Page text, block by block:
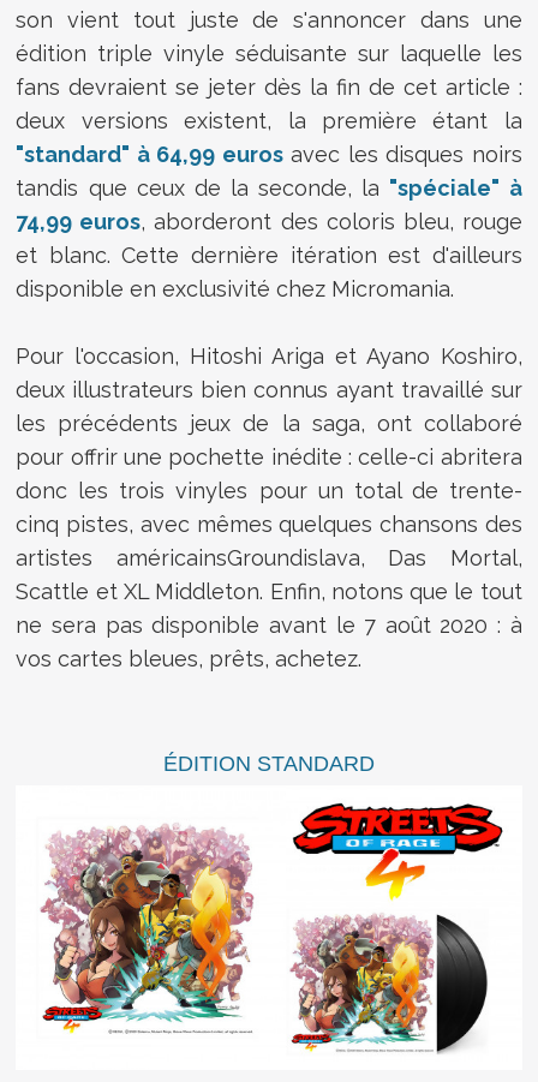
son vient tout juste de s'annoncer dans une
édition triple vinyle séduisante sur laquelle les
fans devraient se jeter dès la fin de cet article :
deux versions existent, la première étant la
"standard" à 64,99 eurosavec les disques noirs
tandis que ceux de la seconde, la "spéciale" à
74,99 euros, aborderont des coloris bleu, rouge
et blanc. Cette dernière itération est d'ailleurs
disponible en exclusivité chez Micromania.
Pour l'occasion, Hitoshi Ariga et Ayano Koshiro,
deux illustrateurs bien connus ayant travaillé sur
les précédents jeux de la saga, ont collaboré
pour offrir une pochette inédite : celle-ci abritera
donc les trois vinyles pour un total de trente-
cinq pistes, avec mêmes quelques chansons des
artistes américainsGroundislava, Das Mortal,
Scattle et XL Middleton. Enfin, notons que le tout
ne sera pas disponible avant le 7 août 2020 : à
vos cartes bleues, prêts, achetez.
ÉDITION STANDARD